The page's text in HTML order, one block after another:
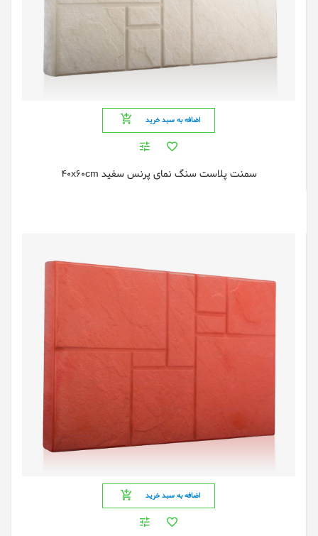
اضافه به سبد خرید
سمنت پلاست سنگ نمای پرنس سفید 40x60cm
اضافه به سبد خرید